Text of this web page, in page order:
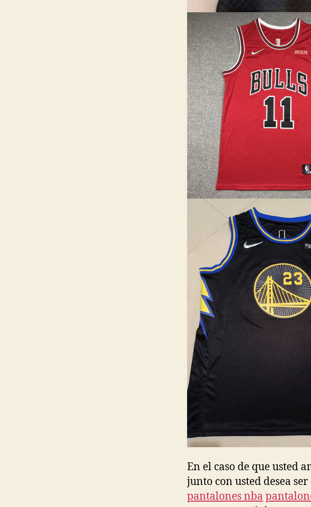
En el caso de que usted
junto con usted desea
pantalones nba